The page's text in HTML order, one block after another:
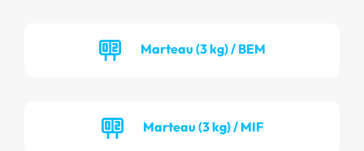
Marteau (3 kg) / BEM
Marteau (3 kg) / MIF